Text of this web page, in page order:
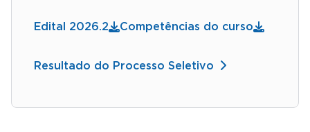
Edital 2026.2 Competências do curso
Resultado do Processo Seletivo